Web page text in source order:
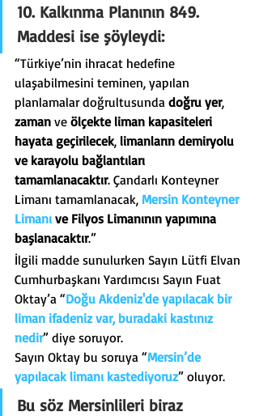
10. Kalkınma Planının 849.
Maddesi ise şöyleydi:
“Türkiye’nin ihracat hedefine
ulaşabilmesini teminen, yapılan
planlamalar doğrultusunda doğru yer,
zaman ve ölçekte liman kapasiteleri
hayata geçirilecek, limanların demiryolu
ve karayolu bağlantıları
tamamlanacaktır. Çandarlı Konteyner
Limanı tamamlanacak, Mersin Konteyner
Limanı ve Filyos Limanının yapımına
başlanacaktır.”
İlgili madde sunulurken Sayın Lütfi Elvan
Cumhurbaşkanı Yardımcısı Sayın Fuat
Oktay’a “Doğu Akdeniz'de yapılacak bir
liman ifadeniz var, buradaki kastınız
nedir” diye soruyor.
Sayın Oktay bu soruya “Mersin’de
yapılacak limanı kastediyoruz” oluyor.
Bu söz Mersinlileri biraz